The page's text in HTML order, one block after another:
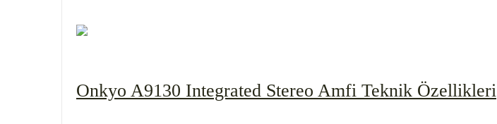
Onkyo A9130 Integrated Stereo Amfi Teknik Özellikleri